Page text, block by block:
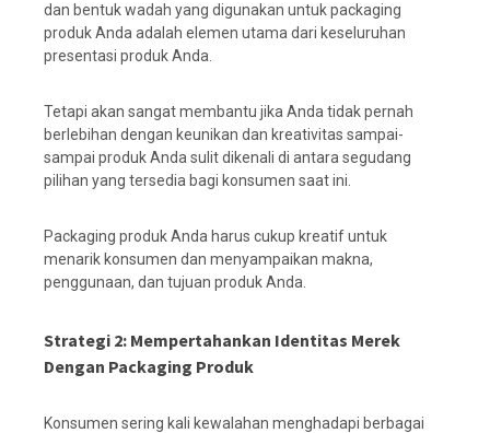
dan bentuk wadah yang digunakan untuk packaging
produk Anda adalah elemen utama dari keseluruhan
presentasi produk Anda.
Tetapi akan sangat membantu jika Anda tidak pernah
berlebihan dengan keunikan dan kreativitas sampai-
sampai produk Anda sulit dikenali di antara segudang
pilihan yang tersedia bagi konsumen saat ini.
Packaging produk Anda harus cukup kreatif untuk
menarik konsumen dan menyampaikan makna,
penggunaan, dan tujuan produk Anda.
Strategi 2: Mempertahankan Identitas Merek
Dengan Packaging Produk
Konsumen sering kali kewalahan menghadapi berbagai